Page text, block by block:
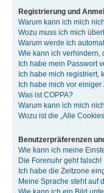
Registrierung und
Warum kann ich mich
Wozu muss ich mich
Warum werde ich
Wie kann ich verhindern,
Ich habe mein Passwort
Ich habe mich registriert,
Ich habe mich vor
Was ist COPPA?
Warum kann ich mich
Wozu ist die „Alle
Benutzerpräferenzen
Wie kann ich meine
Die Forenuhr geht falsch!
Ich habe die Zeitzone
Meine Sprache steht auf